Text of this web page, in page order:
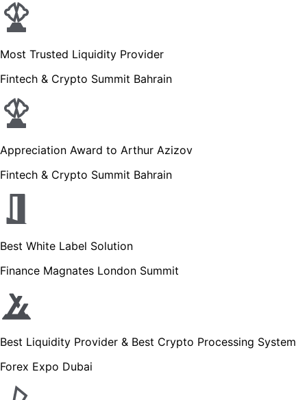
Most Trusted Liquidity Provider
Fintech & Crypto Summit Bahrain
Appreciation Award to Arthur Azizov
Fintech & Crypto Summit Bahrain
Best White Label Solution
Finance Magnates London Summit
Best Liquidity Provider & Best Crypto Processing System
Forex Expo Dubai